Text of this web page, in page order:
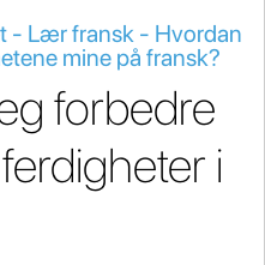
- Lær fransk - Hvordan
mine på fransk?
forbedre
i